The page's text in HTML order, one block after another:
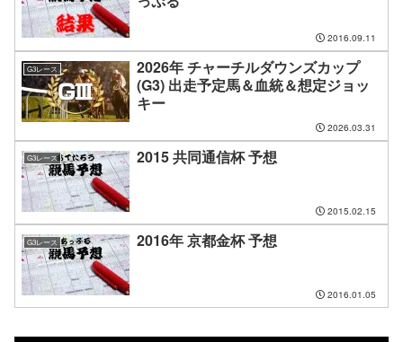
2016.09.11
G3レース
2026年 チャーチルダウンズカップ
(G3) 出走予定馬＆血統＆想定ジョッ
キー
2026.03.31
G3レース 2015 共同通信杯 予想
2015.02.15
G3レース 2016年 京都金杯 予想
2016.01.05